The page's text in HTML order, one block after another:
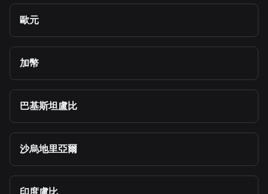
歐元
加幣
巴基斯坦盧比
沙烏地里亞爾
印度盧比